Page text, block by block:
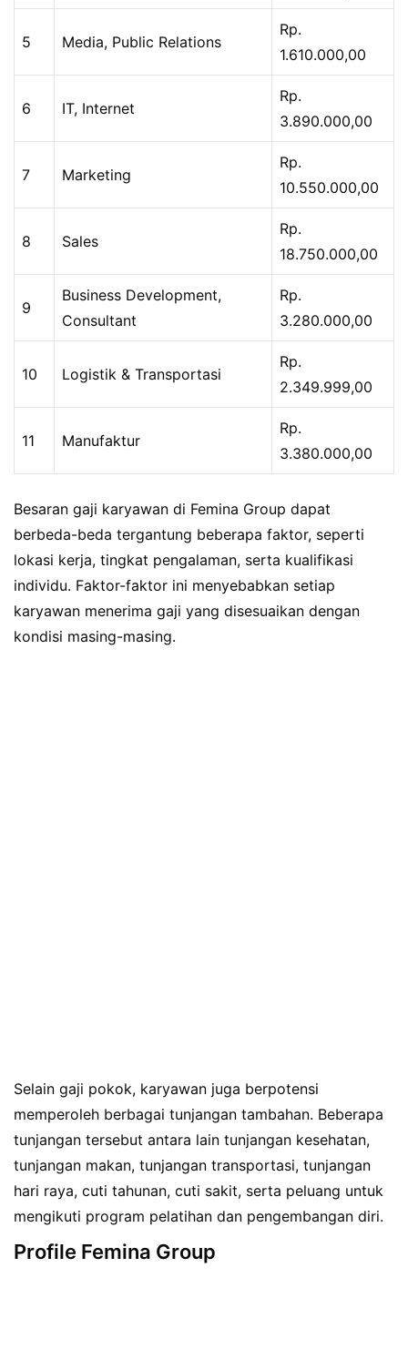
5 Media, Public Relations
Rp.
1.610.000,00
6 IT, Internet
Rp.
3.890.000,00
7 Marketing
Rp.
10.550.000,00
8 Sales
Rp.
18.750.000,00
9
Business Development,
Consultant
Rp.
3.280.000,00
10 Logistik & Transportasi
Rp.
2.349.999,00
11 Manufaktur
Rp.
3.380.000,00
Besaran gaji karyawan di Femina Group dapat
berbeda-beda tergantung beberapa faktor, seperti
lokasi kerja, tingkat pengalaman, serta kualifikasi
individu. Faktor-faktor ini menyebabkan setiap
karyawan menerima gaji yang disesuaikan dengan
kondisi masing-masing.
Selain gaji pokok, karyawan juga berpotensi
memperoleh berbagai tunjangan tambahan. Beberapa
tunjangan tersebut antara lain tunjangan kesehatan,
tunjangan makan, tunjangan transportasi, tunjangan
hari raya, cuti tahunan, cuti sakit, serta peluang untuk
mengikuti program pelatihan dan pengembangan diri.
Profile Femina Group